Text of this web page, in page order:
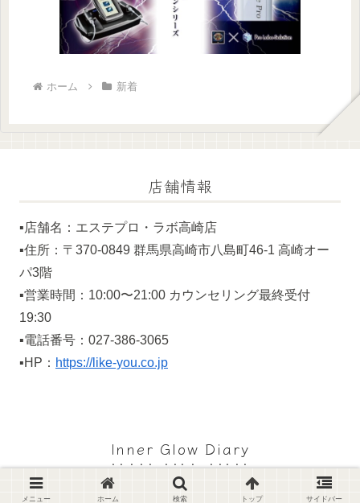
ホーム 新着
店舗情報
▪️店舗名：エステプロ・ラボ高崎店
▪️住所：〒370-0849 群馬県高崎市八島町46-1 高崎オー
パ3階
▪️営業時間：10:00〜21:00 カウンセリング最終受付
19:30
▪️電話番号：027-386-3065
▪️HP： https://like-you.co.jp
Inner Glow Diary
© 2024 Inner Glow Diary.
メニュー ホーム 検索 トップ サイドバー